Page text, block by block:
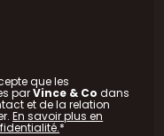
que les
parVince & Co dans
et de la relation
En savoir plus en
*